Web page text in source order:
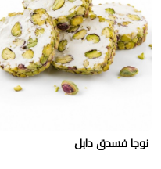
نوجا فسدق دابل